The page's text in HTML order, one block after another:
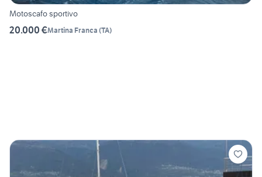
Motoscafo sportivo
20.000 €Martina Franca (TA)